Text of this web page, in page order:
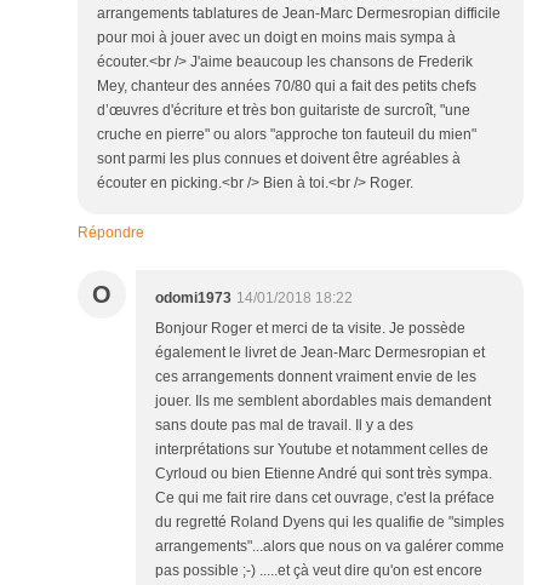
arrangements tablatures de Jean-Marc Dermesropian difficile
pour moi à jouer avec un doigt en moins mais sympa à
écouter.<br /> J'aime beaucoup les chansons de Frederik
Mey, chanteur des années 70/80 qui a fait des petits chefs
d’œuvres d'écriture et très bon guitariste de surcroît, "une
cruche en pierre" ou alors "approche ton fauteuil du mien"
sont parmi les plus connues et doivent être agréables à
écouter en picking.<br /> Bien à toi.<br /> Roger.
Répondre
O odomi1973 14/01/2018 18:22
Bonjour Roger et merci de ta visite. Je possède
également le livret de Jean-Marc Dermesropian et
ces arrangements donnent vraiment envie de les
jouer. Ils me semblent abordables mais demandent
sans doute pas mal de travail. Il y a des
interprétations sur Youtube et notamment celles de
Cyrloud ou bien Etienne André qui sont très sympa.
Ce qui me fait rire dans cet ouvrage, c'est la préface
du regretté Roland Dyens qui les qualifie de "simples
arrangements"...alors que nous on va galérer comme
pas possible ;-) .....et çà veut dire qu'on est encore